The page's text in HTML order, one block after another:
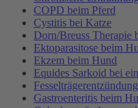
COPD beim Pferd
Cystitis bei Katze
Dorn/Breuss Therapie
Ektoparasitose beim
Ekzem beim Hund
Equides Sarkoid bei
Gastroenteritis beim